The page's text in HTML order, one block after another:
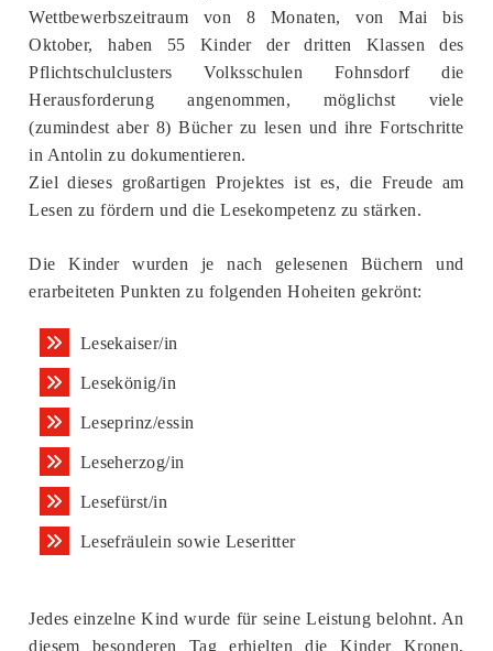
Wettbewerbszeitraum von 8 Monaten, von Mai bis
Oktober, haben 55 Kinder der dritten Klassen des
Pflichtschulclusters Volksschulen Fohnsdorf die
Herausforderung angenommen, möglichst viele
(zumindest aber 8) Bücher zu lesen und ihre Fortschritte
in Antolin zu dokumentieren.
Ziel dieses großartigen Projektes ist es, die Freude am
Lesen zu fördern und die Lesekompetenz zu stärken.
Die Kinder wurden je nach gelesenen Büchern und
erarbeiteten Punkten zu folgenden Hoheiten gekrönt:
Lesekaiser/in
Lesekönig/in
Leseprinz/essin
Leseherzog/in
Lesefürst/in
Lesefräulein sowie Leseritter
Jedes einzelne Kind wurde für seine Leistung belohnt. An
diesem besonderen Tag erhielten die Kinder Kronen,